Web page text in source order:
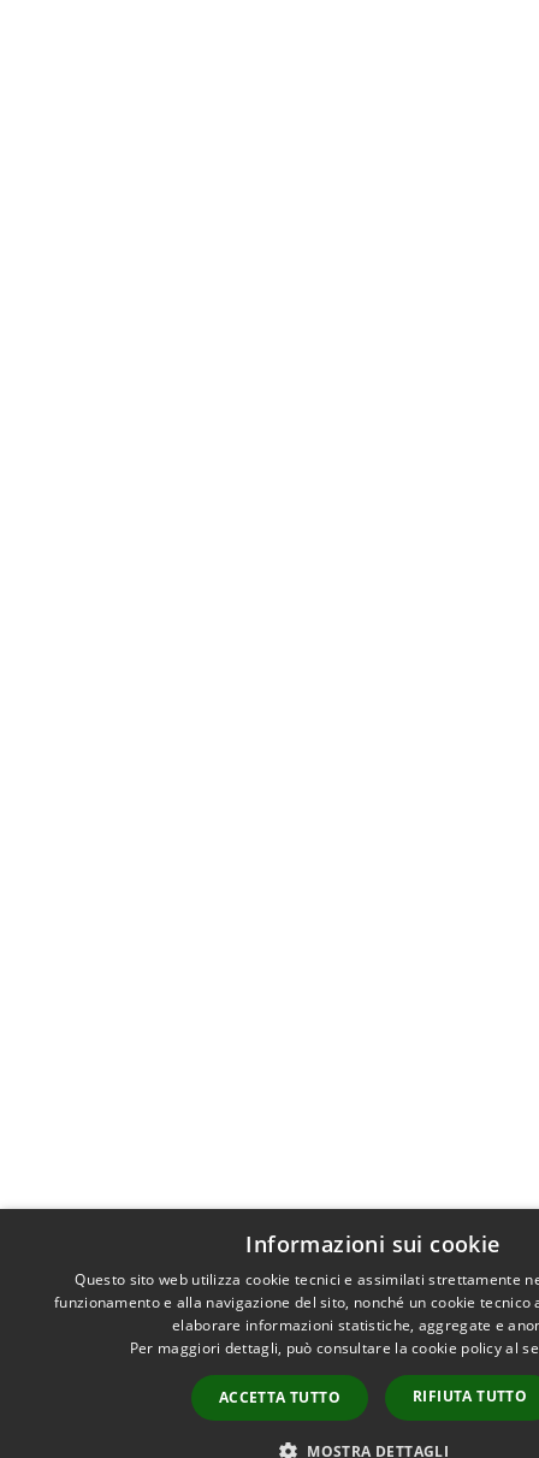
Informazioni sui cookie
Questo sito web utilizza cookie tecnici e assimilati strettamente
funzionamento e alla navigazione del sito, nonché un cookie
elaborare informazioni statistiche, aggregate e
Per maggiori dettagli, può consultare la cookie policy al
ACCETTA TUTTO RIFIUTA TUTTO
MOSTRA DETTAGLI